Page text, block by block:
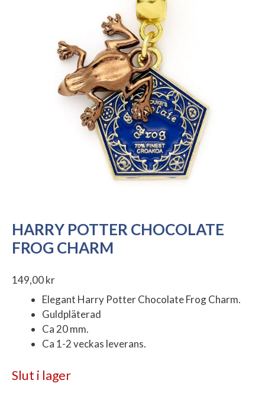
HARRY POTTER CHOCOLATE
FROG CHARM
149,00kr
Elegant Harry Potter Chocolate Frog Charm.
Guldpläterad
Ca 20 mm.
Ca 1-2 veckas leverans.
Slut i lager